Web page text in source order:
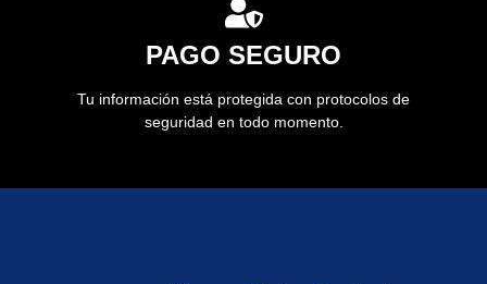
PAGO SEGURO
Tu información está protegida con protocolos de
seguridad en todo momento.